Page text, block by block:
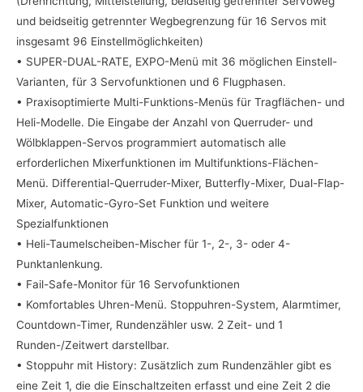
und beidseitig getrennter Wegbegrenzung für 16 Servos mit
insgesamt 96 Einstellmöglichkeiten)
• SUPER-DUAL-RATE, EXPO-Menü mit 36 möglichen Einstell-
Varianten, für 3 Servofunktionen und 6 Flugphasen.
• Praxisoptimierte Multi-Funktions-Menüs für Tragflächen- und
Heli-Modelle. Die Eingabe der Anzahl von Querruder- und
Wölbklappen-Servos programmiert automatisch alle
erforderlichen Mixerfunktionen im Multifunktions-Flächen-
Menü. Differential-Querruder-Mixer, Butterfly-Mixer, Dual-Flap-
Mixer, Automatic-Gyro-Set Funktion und weitere
Spezialfunktionen
• Heli-Taumelscheiben-Mischer für 1-, 2-, 3- oder 4-
Punktanlenkung.
• Fail-Safe-Monitor für 16 Servofunktionen
• Komfortables Uhren-Menü. Stoppuhren-System, Alarmtimer,
Countdown-Timer, Rundenzähler usw. 2 Zeit- und 1
Runden-/Zeitwert darstellbar.
• Stoppuhr mit History: Zusätzlich zum Rundenzähler gibt es
eine Zeit 1, die die Einschaltzeiten erfasst und eine Zeit 2 die